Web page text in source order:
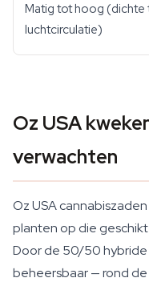
Matig tot hoog
luchtcirculatie)
Oz USA
verwachten
Oz USA
planten op die geschikt
Door de 50/50 hybride
beheersbaar — rond